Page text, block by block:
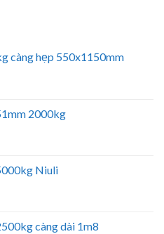
càng hẹp 550x1150mm
2000kg
Niuli
càng dài 1m8